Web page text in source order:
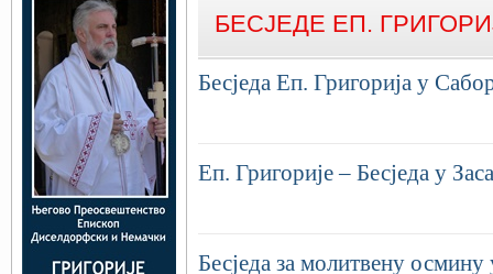
БЕСЈЕДЕ ЕП.
Бесједа Еп. Григорија у
Еп. Григорије – Бесједа у
Бесједа за молитвену